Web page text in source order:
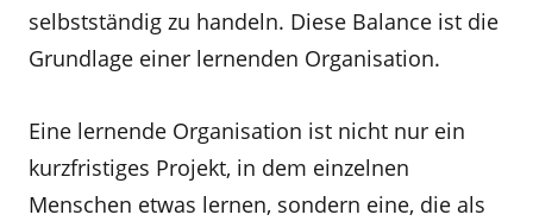
selbstständig zu handeln. Diese Balance ist die
Grundlage einer lernenden Organisation.
Eine lernende Organisation ist nicht nur ein
kurzfristiges Projekt, in dem einzelnen
Menschen etwas lernen, sondern eine, die als